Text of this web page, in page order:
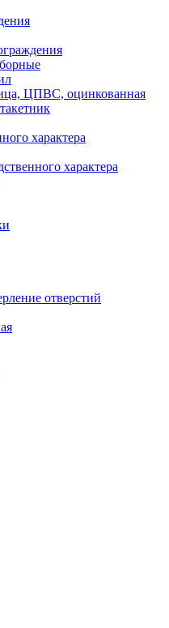
ЦПВС, оцинкованная
характера
характера
отверстий